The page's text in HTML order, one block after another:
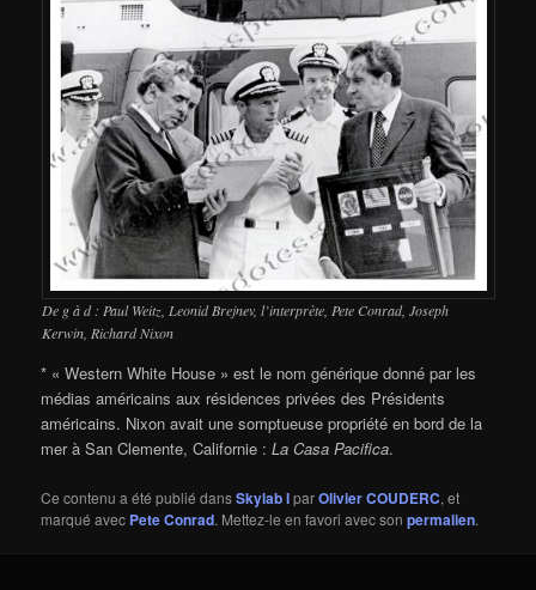
De g à d : Paul Weitz, Leonid Brejnev, l’interprète, Pete Conrad, Joseph
Kerwin, Richard Nixon
* « Western White House » est le nom générique donné par les
médias américains aux résidences privées des Présidents
américains. Nixon avait une somptueuse propriété en bord de la
mer à San Clemente, Californie :La Casa Pacifica.
Ce contenu a été publié dansSkylab IparOlivier COUDERC, et
marqué avec Pete Conrad. Mettez-le en favori avec sonpermalien.